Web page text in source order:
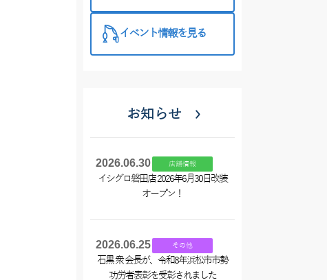
イベント情報を見る
お知らせ
2026.06.30 店舗情報
イシグロ磐田店 2026年6月30日改装
オープン！
2026.06.25 その他
石黒 衆 会長が、令和8年浜松市市勢
功労者表彰を受彰されました